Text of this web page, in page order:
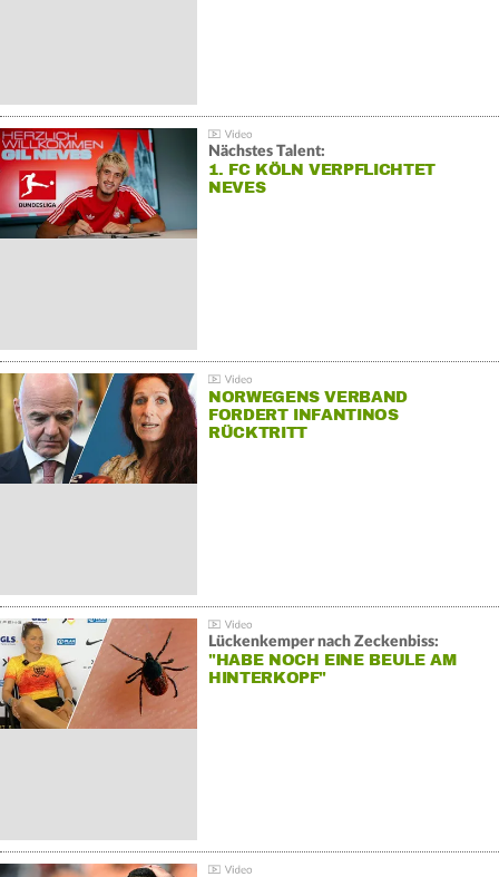
Nächstes Talent:
1. FC KÖLN VERPFLICHTET
NEVES
NORWEGENS VERBAND
FORDERT INFANTINOS
RÜCKTRITT
Lückenkemper nach Zeckenbiss:
"HABE NOCH EINE BEULE AM
HINTERKOPF"